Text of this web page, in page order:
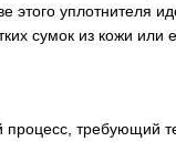
этого уплотнителя
сумок из кожи или
требующий